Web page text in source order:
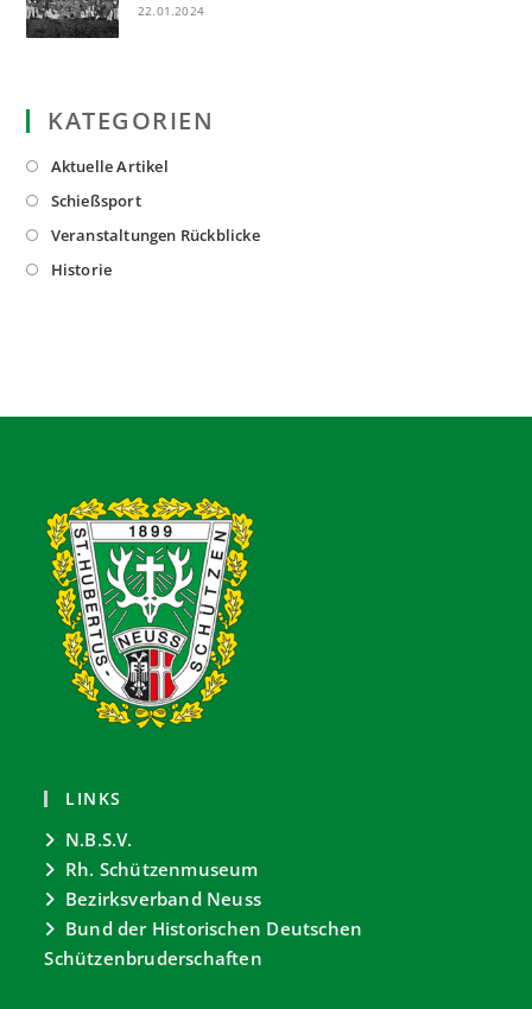
22.01.2024
KATEGORIEN
Aktuelle ArtikelOpens
new
SchießsportOpens
Veranstaltungen RückblickeOpens
HistorieOpens
LINKS
N.B.S.V.
Rh. Schützenmuseum
Bezirksverband Neuss
Bund der Historischen Deutschen
Schützenbruderschaften